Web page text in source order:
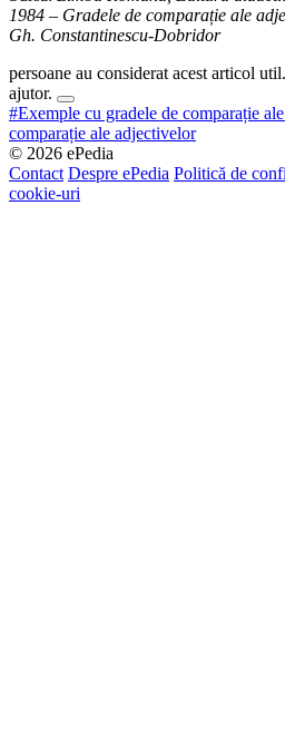
1984 – Gradele de comparație ale
Gh. Constantinescu-Dobridor
persoane au considerat acest articol
ajutor.
#Exemple cu gradele de comparație
comparație ale adjectivelor
© 2026 ePedia
Contact Despre ePedia Politică de
cookie-uri